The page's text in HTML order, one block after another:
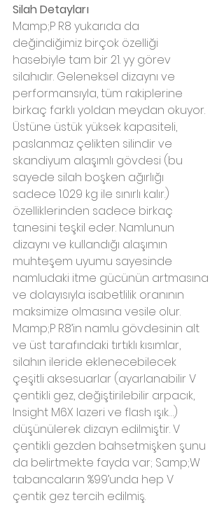
Silah Detayları
Mamp;P R8 yukarıda da
değindiğimiz birçok özelliği
hasebiyle tam bir 21. yy görev
silahıdır. Geleneksel dizaynı ve
performansıyla, tüm rakiplerine
birkaç farklı yoldan meydan okuyor.
Üstüne üstük yüksek kapasiteli,
paslanmaz çelikten silindir ve
skandiyum alaşımlı gövdesi (bu
sayede silah boşken ağırlığı
sadece 1.029 kg ile sınırlı kalır.)
özelliklerinden sadece birkaç
tanesini teşkil eder. Namlunun
dizaynı ve kullandığı alaşımın
muhteşem uyumu sayesinde
namludaki itme gücünün artmasına
ve dolayısıyla isabetlilik oranının
maksimize olmasına vesile olur.
Mamp;P R8’in namlu gövdesinin alt
ve üst tarafındaki tırtıklı kısımlar,
silahın ileride eklenecebilecek
çeşitli aksesuarlar (ayarlanabilir V
çentikli gez, değiştirilebilir arpacık,
Insight M6X lazeri ve flash ışık…)
düşünülerek dizayn edilmiştir. V
çentikli gezden bahsetmişken şunu
da belirtmekte fayda var; Samp;W
tabancaların %99’unda hep V
çentik gez tercih edilmiş.